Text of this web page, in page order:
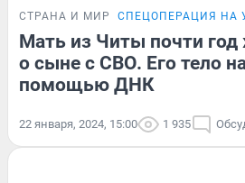
СТРАНА И МИР СПЕЦОПЕРАЦИЯ НА
Мать из Читы почти год
о сыне с СВО. Его тело
помощью ДНК
22 января, 2024, 15:00 1 935